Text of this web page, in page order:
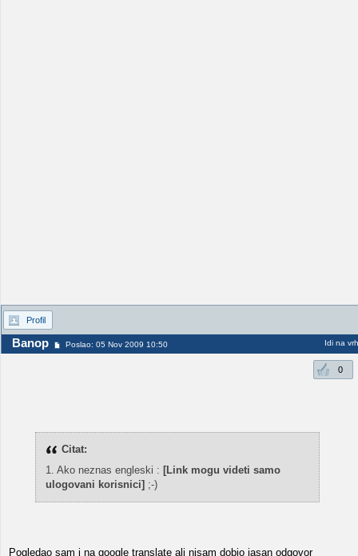
Profil
Banop Poslao: 05 Nov 2009 10:50 Idi na vrh
0
Citat:
1. Ako neznas engleski : [Link mogu videti samo
ulogovani korisnici] ;-)
Pogledao sam i na google translate ali nisam dobio jasan odgovor